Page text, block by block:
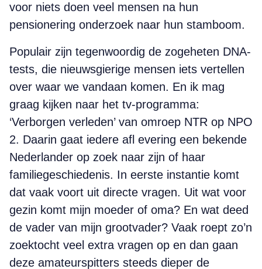
voor niets doen veel mensen na hun
pensionering onderzoek naar hun stamboom.
Populair zijn tegenwoordig de zogeheten DNA-
tests, die nieuwsgierige mensen iets vertellen
over waar we vandaan komen. En ik mag
graag kijken naar het tv-programma:
‘Verborgen verleden’ van omroep NTR op NPO
2. Daarin gaat iedere afl evering een bekende
Nederlander op zoek naar zijn of haar
familiegeschiedenis. In eerste instantie komt
dat vaak voort uit directe vragen. Uit wat voor
gezin komt mijn moeder of oma? En wat deed
de vader van mijn grootvader? Vaak roept zo’n
zoektocht veel extra vragen op en dan gaan
deze amateurspitters steeds dieper de